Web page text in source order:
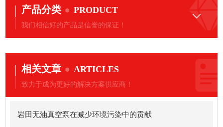
产品分类 PRODUCT
我们相信好的产品是信誉的保证！
相关文章 ARTICLES
致力于成为更好的解决方案供应商！
岩田无油真空泵在减少环境污染中的贡献